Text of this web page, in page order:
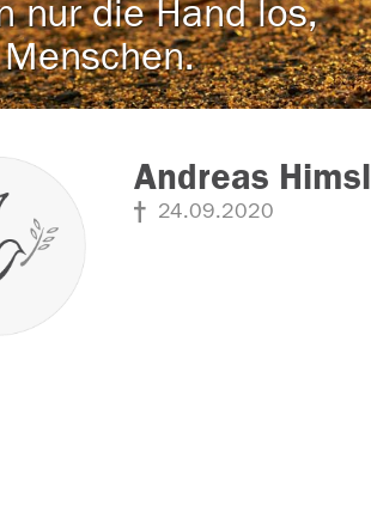
nur die Hand los,
Andreas Himsl
24.09.2020